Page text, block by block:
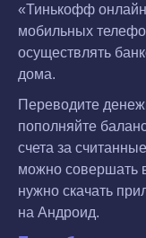
«Тинькофф
мобильных
осуществлять
дома.
Переводите
пополняйте
счета за
можно совершать
нужно скачать
на Андроид.